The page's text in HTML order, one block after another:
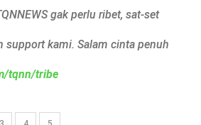
gak perlu ribet, sat-set
support kami. Salam cinta penuh
tqnn/tribe